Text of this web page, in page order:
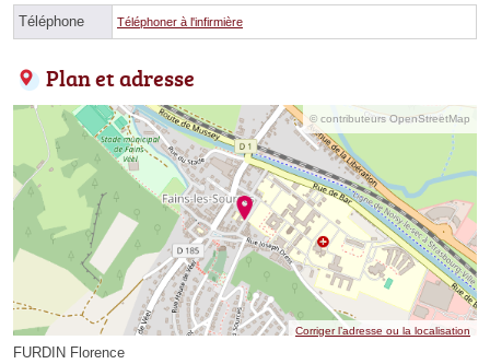
Téléphone Téléphoner à l'infirmière
Plan et adresse
© contributeurs OpenStreetMap
Corriger l’adresse ou la localisation
FURDIN Florence